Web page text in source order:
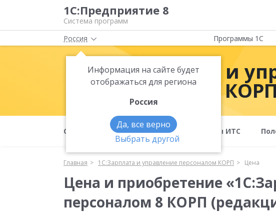
1С:Предприятие 8
Система программ
Россия
Информация на сайте будет
отображаться для региона
Россия
Да, все верно
Выбрать другой
Программы 1С
1С:Зарплата и
персоналом
О продукте Для кого Сервисы ИТС
Главная 1С:Зарплата и управление персоналом КОРП Цена
Цена и приобретение
персоналом 8 КОРП